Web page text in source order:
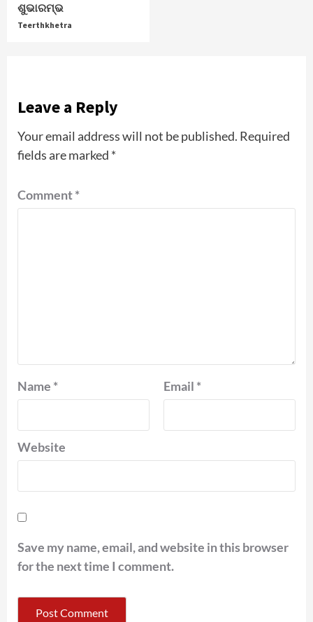
ଶୁଭାରମ୍ଭ
Teerthkhetra
Leave a Reply
Your email address will not be published. Required
fields are marked *
Comment*
Name * Email *
Website
Save my name, email, and website in this browser
for the next time I comment.